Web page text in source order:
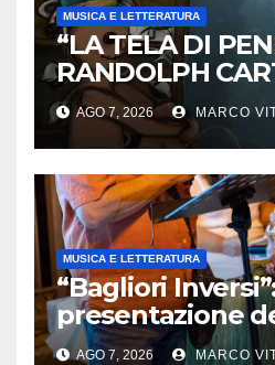
MUSICA E LETTERATURA
“LA TELA DI
RANDOLPH
ROTTURA CHE
LIBERTÀ
AGO 7, 2026 MARCO
MUSICA E LETTERATURA
“Bagliori
presentazione
2026 a
AGO 7, 2026 MARCO